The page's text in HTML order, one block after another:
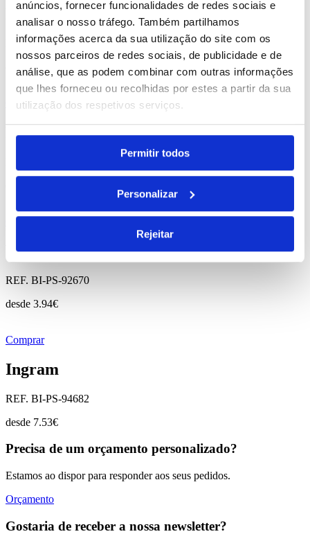
anúncios, fornecer funcionalidades de redes sociais e
analisar o nosso tráfego. Também partilhamos
informações acerca da sua utilização do site com os
nossos parceiros de redes sociais, de publicidade e de
análise, que as podem combinar com outras informações
que lhes forneceu ou recolhidas por estes a partir da sua
utilização dos respetivos serviços.
Permitir todos
Personalizar
Rejeitar
Purus
REF. BI-PS-92671
desde 2.12
Comprar
Fit
Comprar
Volga
REF. BI-PS-92670
desde 3.94€
Comprar
Ingram
REF. BI-PS-94682
desde 7.53€
Precisa de um orçamento personalizado?
Estamos ao dispor para responder aos seus pedidos.
Orçamento
Gostaria de receber a nossa newsletter?